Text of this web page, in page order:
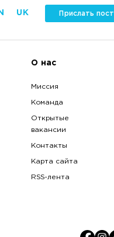
UK Прислать пост
О нас
Миссия
Команда
Открытые
вакансии
Контакты
Карта сайта
RSS-лента